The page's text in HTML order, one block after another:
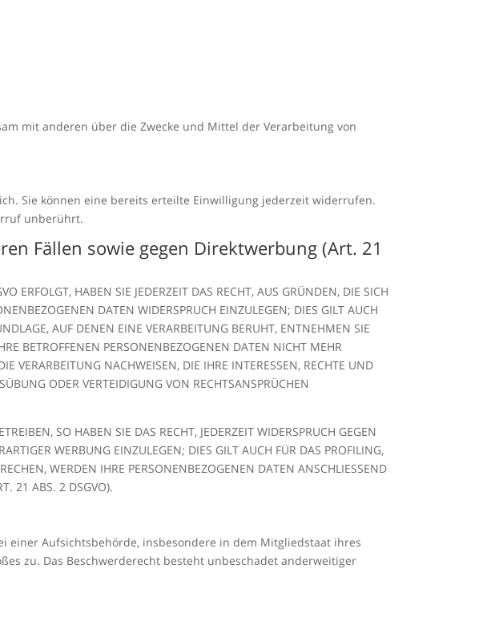
mit anderen über die Zwecke und Mittel der Verarbeitung von
Sie können eine bereits erteilte Einwilligung jederzeit widerrufen.
unberührt.
Fällen sowie gegen Direktwerbung (Art. 21
ERFOLGT, HABEN SIE JEDERZEIT DAS RECHT, AUS GRÜNDEN, DIE SICH
DATEN WIDERSPRUCH EINZULEGEN; DIES GILT AUCH
AUF DENEN EINE VERARBEITUNG BERUHT, ENTNEHMEN SIE
BETROFFENEN PERSONENBEZOGENEN DATEN NICHT MEHR
VERARBEITUNG NACHWEISEN, DIE IHRE INTERESSEN, RECHTE UND
ODER VERTEIDIGUNG VON RECHTSANSPRÜCHEN
SO HABEN SIE DAS RECHT, JEDERZEIT WIDERSPRUCH GEGEN
WERBUNG EINZULEGEN; DIES GILT AUCH FÜR DAS PROFILING,
WERDEN IHRE PERSONENBEZOGENEN DATEN ANSCHLIESSEND
21 ABS. 2 DSGVO).
einer Aufsichtsbehörde, insbesondere in dem Mitgliedstaat ihres
zu. Das Beschwerderecht besteht unbeschadet anderweitiger